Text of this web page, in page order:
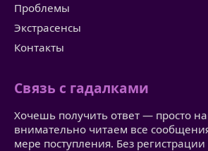
Проблемы
Экстрасенсы
Контакты
Связь с гадалками
Хочешь получить ответ — просто
внимательно читаем все
мере поступления. Без